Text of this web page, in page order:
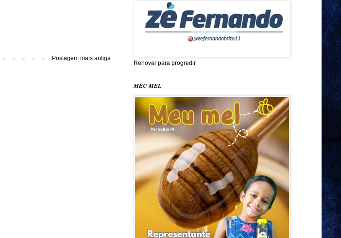
Postagem mais antiga
Renovar para progredir
MEU MEL